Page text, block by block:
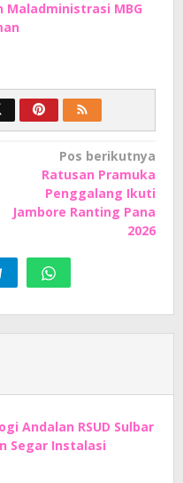
Maladministrasi MBG
Pos berikutnya
Ratusan Pramuka
Penggalang Ikuti
Jambore Ranting Pana
2026
Andalan RSUD Sulbar
Segar Instalasi